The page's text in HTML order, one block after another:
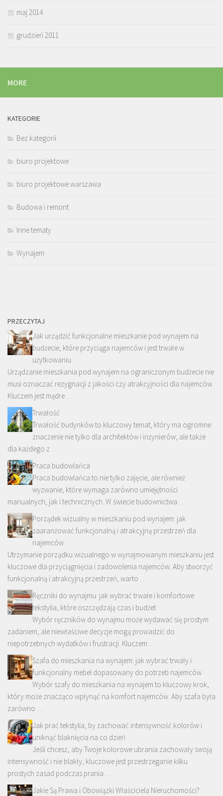
maj 2014
grudzień 2011
MORE
KATEGORIE
Bez kategorii
biuro projektowe
biuro projektowe warszawa
Budowa i remont
Inne tematy
Wynajem
PRZECZYTAJ
Jak urządzić funkcjonalne mieszkanie pod wynajem na
budżecie, które przyciąga najemców i jest trwałe w
użytkowaniu
Urządzanie mieszkania pod wynajem na ograniczonym budżecie nie
musi oznaczać rezygnacji z jakości czy atrakcyjności dla najemców.
Kluczem jest mądre …
Trwałość
Trwałość budynków to kluczowy temat, który ma ogromne
znaczenie nie tylko dla architektów i inżynierów, ale także
dla każdego z …
Praca budowlańca
Praca budowlańca to nie tylko zajęcie, ale również
wyzwanie, które wymaga zarówno umiejętności
manualnych, jak i technicznych. W świecie budownictwa …
Porządek wizualny w mieszkaniu pod wynajem: jak
zaaranżować funkcjonalną i atrakcyjną przestrzeń dla
najemców
Utrzymanie porządku wizualnego w wynajmowanym mieszkaniu jest
kluczowe dla przyciągnięcia i zadowolenia najemców. Aby stworzyć
funkcjonalną i atrakcyjną przestrzeń, warto …
Ręczniki do wynajmu: jak wybrać trwałe i komfortowe
tekstylia, które oszczędzają czas i budżet
Wybór ręczników do wynajmu może wydawać się prostym
zadaniem, ale niewłaściwe decyzje mogą prowadzić do
niepotrzebnych wydatków i frustracji. Kluczem …
Szafa do mieszkania na wynajem: jak wybrać trwały i
funkcjonalny mebel dopasowany do potrzeb najemców
Wybór szafy do mieszkania na wynajem to kluczowy krok,
który może znacząco wpłynąć na komfort najemców. Aby szafa była
zarówno …
Jak prać tekstylia, by zachować intensywność kolorów i
uniknąć blaknięcia na co dzień
Jeśli chcesz, aby Twoje kolorowe ubrania zachowały swoją
intensywność i nie blakły, kluczowe jest przestrzeganie kilku
prostych zasad podczas prania. …
Jakie Są Prawa i Obowiązki Właściciela Nieruchomości?